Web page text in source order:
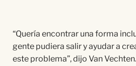
“Quería encontrar una forma
gente pudiera salir y ayudar a
este problema”, dijo Van